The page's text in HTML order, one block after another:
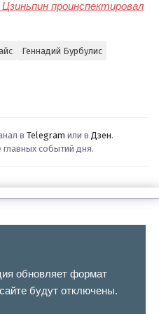
проинспектировал
Геннадий Бурбулис
в Telegram или в Дзен.
главных событий дня.
обновляет формат
будут отключены.